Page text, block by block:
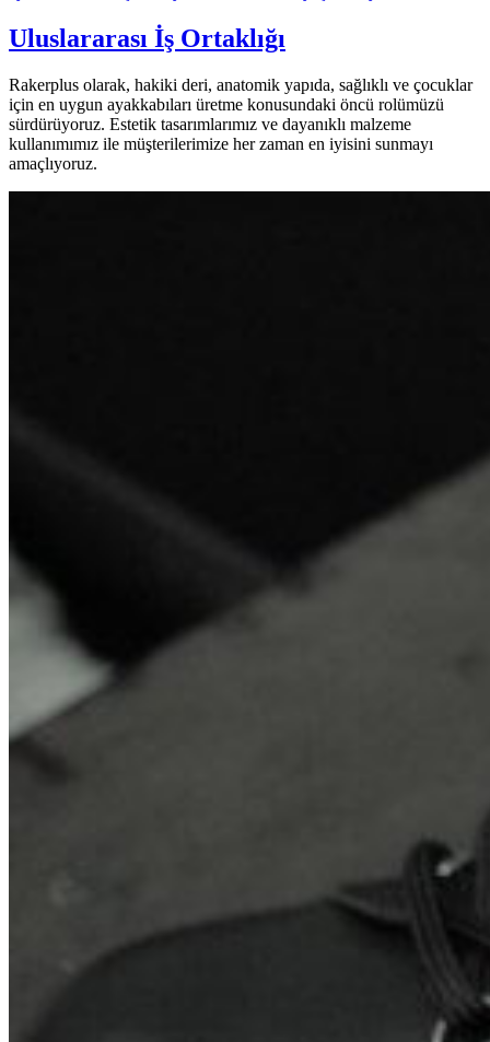
Uluslararası İş Ortaklığı
Rakerplus olarak, hakiki deri, anatomik yapıda, sağlıklı ve çocuklar
için en uygun ayakkabıları üretme konusundaki öncü rolümüzü
sürdürüyoruz. Estetik tasarımlarımız ve dayanıklı malzeme
kullanımımız ile müşterilerimize her zaman en iyisini sunmayı
amaçlıyoruz.